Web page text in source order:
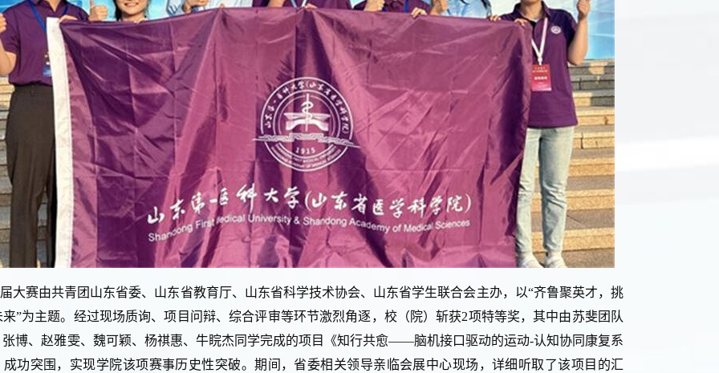
大赛由共青团山东省委、山东省教育厅、山东省科学技术协会、山东省学生联合会主办，以“齐鲁聚英才，挑
”为主题。经过现场质询、项目问辩、综合评审等环节激烈角逐，校（院）斩获2项特等奖，其中由苏斐团队
张博、赵雅雯、魏可颖、杨祺惠、牛睆杰同学完成的项目《知行共愈——脑机接口驱动的运动-认知协同康复系
成功突围，实现学院该项赛事历史性突破。期间，省委相关领导亲临会展中心现场，详细听取了该项目的汇